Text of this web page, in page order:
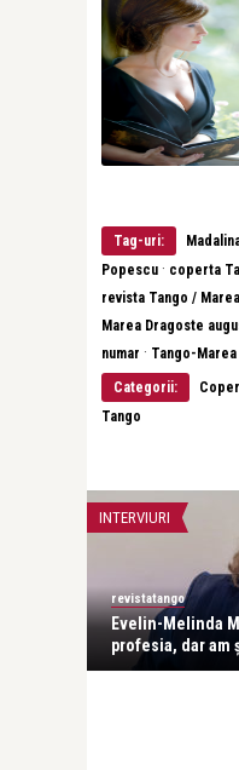
Tag-uri:
Popescu · coperta
revista Tango /
Marea Dragoste
numar · Tango-
Categorii:
Tango
INTERVIURI
revistatango
Evelin-Melinda
profesia, dar am